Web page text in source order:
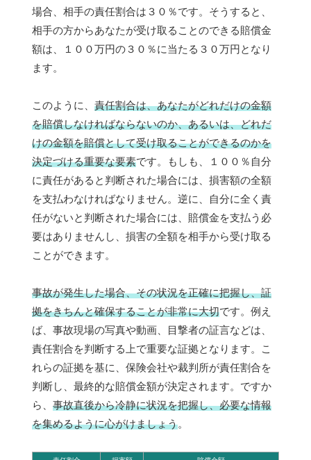
場合、相手の責任割合は３０％です。そうすると、
相手の方からあなたが受け取ることのできる賠償金
額は、１００万円の３０％に当たる３０万円となり
ます。
このように、 責任割合は、あなたがどれだけの金額
を賠償しなければならないのか、あるいは、どれだ
けの金額を賠償として受け取ることができるのかを
決定づける重要な要素です。もしも、１００％自分
に責任があると判断された場合には、損害額の全額
を支払わなければなりません。逆に、自分に全く責
任がないと判断された場合には、賠償金を支払う必
要はありませんし、損害の全額を相手から受け取る
ことができます。
事故が発生した場合、その状況を正確に把握し、証
拠をきちんと確保することが非常に大切です。例え
ば、事故現場の写真や動画、目撃者の証言などは、
責任割合を判断する上で重要な証拠となります。こ
れらの証拠を基に、保険会社や裁判所が責任割合を
判断し、最終的な賠償金額が決定されます。ですか
ら、 事故直後から冷静に状況を把握し、必要な情報
を集めるように心がけましょう。